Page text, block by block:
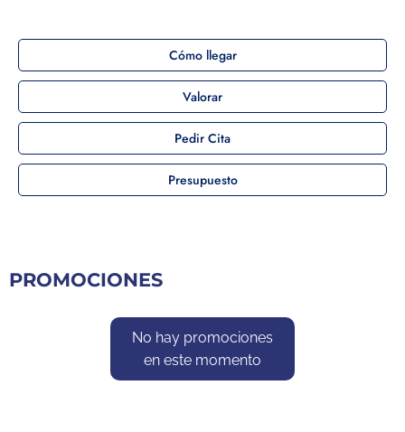
Cómo llegar
Valorar
Pedir Cita
Presupuesto
PROMOCIONES
No hay promociones
en este momento